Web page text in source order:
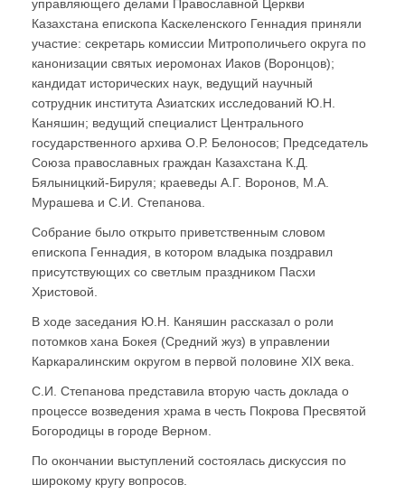
управляющего делами Православной Церкви
Казахстана епископа Каскеленского Геннадия приняли
участие: секретарь комиссии Митрополичьего округа по
канонизации святых иеромонах Иаков (Воронцов);
кандидат исторических наук, ведущий научный
сотрудник института Азиатских исследований Ю.Н.
Каняшин; ведущий специалист Центрального
государственного архива О.Р. Белоносов; Председатель
Союза православных граждан Казахстана К.Д.
Бялыницкий-Бируля; краеведы А.Г. Воронов, М.А.
Мурашева и С.И. Степанова.
Собрание было открыто приветственным словом
епископа Геннадия, в котором владыка поздравил
присутствующих со светлым праздником Пасхи
Христовой.
В ходе заседания Ю.Н. Каняшин рассказал о роли
потомков хана Бокея (Средний жуз) в управлении
Каркаралинским округом в первой половине XIX века.
С.И. Степанова представила вторую часть доклада о
процессе возведения храма в честь Покрова Пресвятой
Богородицы в городе Верном.
По окончании выступлений состоялась дискуссия по
широкому кругу вопросов.